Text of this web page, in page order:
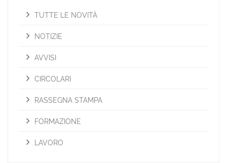
TUTTE LE NOVITÀ
NOTIZIE
AVVISI
CIRCOLARI
RASSEGNA STAMPA
FORMAZIONE
LAVORO